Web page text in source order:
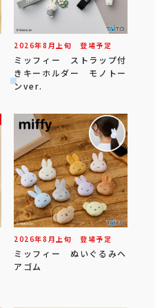
2026年8 月 上旬 登場予定
ミッフィー ストラップ付
きキーホルダー モノトー
ンver.
2026年8 月 上旬 登場予定
ミッフィー ぬいぐるみヘ
アゴム